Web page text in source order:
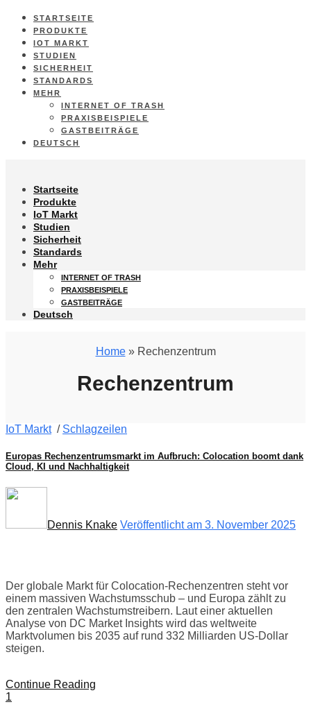
STARTSEITE
PRODUKTE
IOT MARKT
STUDIEN
SICHERHEIT
STANDARDS
MEHR
INTERNET OF TRASH
PRAXISBEISPIELE
GASTBEITRÄGE
DEUTSCH
Startseite
Produkte
IoT Markt
Studien
Sicherheit
Standards
Mehr
INTERNET OF TRASH
PRAXISBEISPIELE
GASTBEITRÄGE
Deutsch
Home» Rechenzentrum
Rechenzentrum
IoT Markt/ Schlagzeilen
Europas Rechenzentrumsmarkt im Aufbruch: Colocation boomt dank
Cloud, KI und Nachhaltigkeit
Dennis Knake Veröffentlicht am 3. November 2025
Der globale Markt für Colocation-Rechenzentren steht vor
einem massiven Wachstumsschub – und Europa zählt zu
den zentralen Wachstumstreibern. Laut einer aktuellen
Analyse von DC Market Insights wird das weltweite
Marktvolumen bis 2035 auf rund 332 Milliarden US-Dollar
steigen.
Continue Reading
1